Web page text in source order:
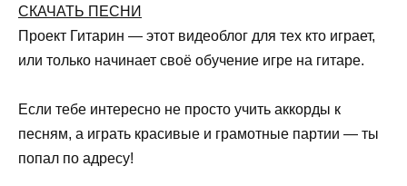
СКАЧАТЬ ПЕСНИ
Проект Гитарин — этот видеоблог для тех кто играет,
или только начинает своё обучение игре на гитаре.
Если тебе интересно не просто учить аккорды к
песням, а играть красивые и грамотные партии — ты
попал по адресу!